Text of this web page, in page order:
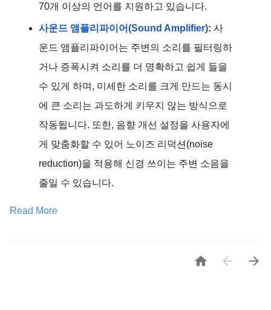
70개 이상의 언어를 지원하고 있습니다.
사운드 앰플리파이어(Sound Amplifier): 사
운드 앰플리파이어는 주변의 소리를 필터링하
거나 증폭시켜 소리를 더 명확하고 쉽게 들을
수 있게 하며, 미세한 소리를 크게 만드는 동시
에 큰 소리는 과도하게 키우지 않는 방식으로
작동됩니다. 또한, 음향 개선 설정을 사용자에
게 맞춤화할 수 있어 노이즈 리덕션(noise
reduction)을 적용해 신경 쓰이는 주변 소음을
줄일 수 있습니다.
Read More
  